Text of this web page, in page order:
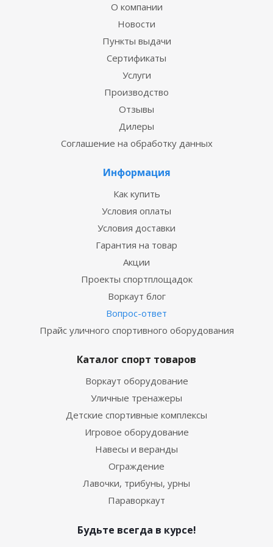
О компании
Новости
Пункты выдачи
Сертификаты
Услуги
Производство
Отзывы
Дилеры
Соглашение на обработку данных
Информация
Как купить
Условия оплаты
Условия доставки
Гарантия на товар
Акции
Проекты спортплощадок
Воркаут блог
Вопрос-ответ
Прайс уличного спортивного оборудования
Каталог спорт товаров
Воркаут оборудование
Уличные тренажеры
Детские спортивные комплексы
Игровое оборудование
Навесы и веранды
Ограждение
Лавочки, трибуны, урны
Параворкаут
Будьте всегда в курсе!